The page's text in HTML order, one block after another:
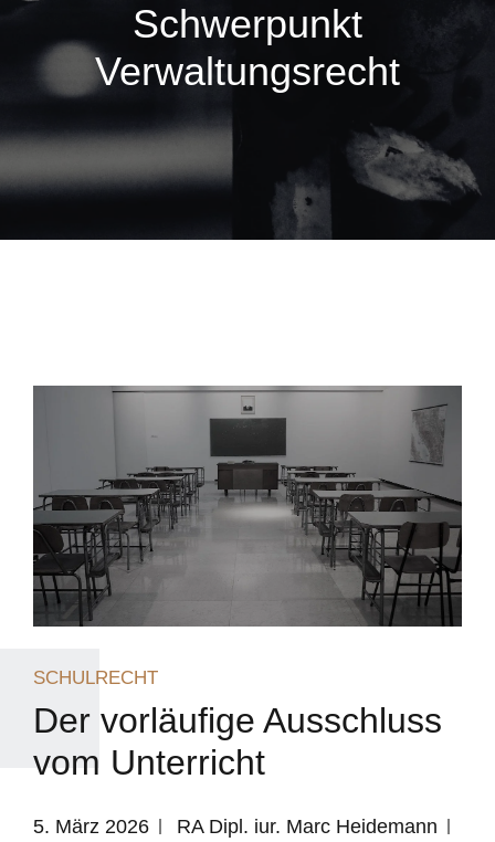
Schwerpunkt
Verwaltungsrecht
SCHULRECHT
Der vorläufige Ausschluss
vom Unterricht
5. März 2026
RA Dipl. iur. Marc Heidemann